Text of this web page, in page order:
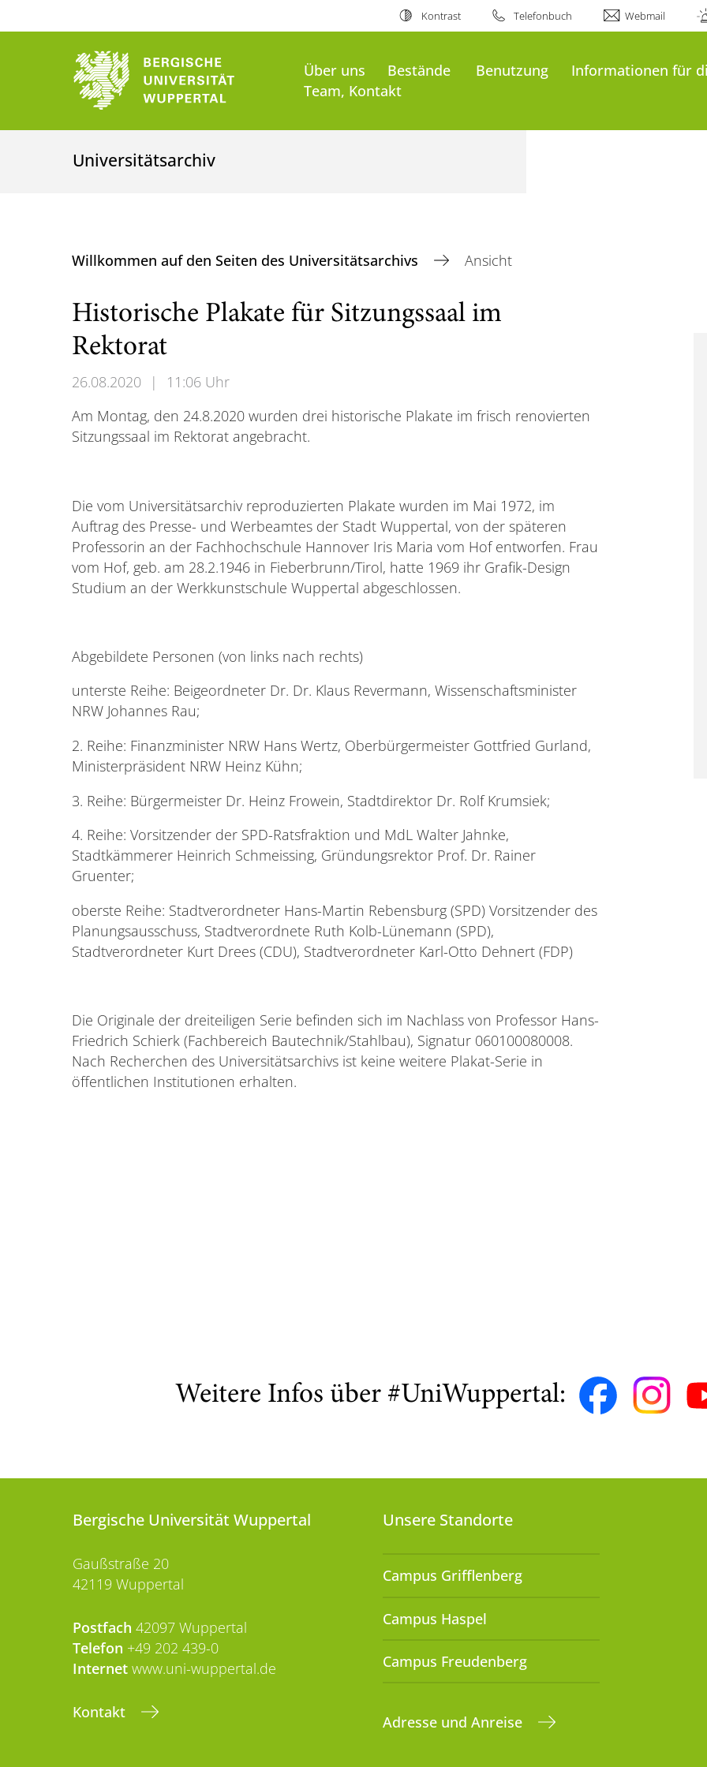
Kontrast Telefonbuch Webmail
Über uns Bestände Benutzung Informationen für
Team, Kontakt
Universitätsarchiv
Willkommen auf den Seiten des Universitätsarchivs Ansicht
Historische Plakate für Sitzungssaal im
Rektorat
26.08.2020 |
11:06 Uhr
Am Montag, den 24.8.2020 wurden drei historische Plakate im frisch renovierten
Sitzungssaal im Rektorat angebracht.
Die vom Universitätsarchiv reproduzierten Plakate wurden im Mai 1972, im
Auftrag des Presse- und Werbeamtes der Stadt Wuppertal, von der späteren
Professorin an der Fachhochschule Hannover Iris Maria vom Hof entworfen. Frau
vom Hof, geb. am 28.2.1946 in Fieberbrunn/Tirol, hatte 1969 ihr Grafik-Design
Studium an der Werkkunstschule Wuppertal abgeschlossen.
Abgebildete Personen (von links nach rechts)
unterste Reihe: Beigeordneter Dr. Dr. Klaus Revermann, Wissenschaftsminister
NRW Johannes Rau;
2. Reihe: Finanzminister NRW Hans Wertz, Oberbürgermeister Gottfried Gurland,
Ministerpräsident NRW Heinz Kühn;
3. Reihe: Bürgermeister Dr. Heinz Frowein, Stadtdirektor Dr. Rolf Krumsiek;
4. Reihe: Vorsitzender der SPD-Ratsfraktion und MdL Walter Jahnke,
Stadtkämmerer Heinrich Schmeissing, Gründungsrektor Prof. Dr. Rainer
Gruenter;
oberste Reihe: Stadtverordneter Hans-Martin Rebensburg (SPD) Vorsitzender des
Planungsausschuss, Stadtverordnete Ruth Kolb-Lünemann (SPD),
Stadtverordneter Kurt Drees (CDU), Stadtverordneter Karl-Otto Dehnert (FDP)
Die Originale der dreiteiligen Serie befinden sich im Nachlass von Professor Hans-
Friedrich Schierk (Fachbereich Bautechnik/Stahlbau), Signatur 060100080008.
Nach Recherchen des Universitätsarchivs ist keine weitere Plakat-Serie in
öffentlichen Institutionen erhalten.
Weitere Infos über #UniWuppertal:
Bergische Universität Wuppertal
Gaußstraße 20
42119 Wuppertal
Postfach 42097 Wuppertal
Telefon +49 202 439-0
Internet www.uni-wuppertal.de
Kontakt
Unsere Standorte
Campus Grifflenberg
Campus Haspel
Campus Freudenberg
Adresse und Anreise